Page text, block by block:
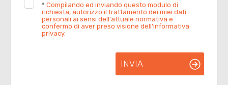
*Compilando ed inviando questo modulo di
richiesta, autorizzo il trattamento dei miei dati
personali ai sensi dell'attuale normativa e
confermo di aver preso visione dell'informativa
privacy.
INVIA